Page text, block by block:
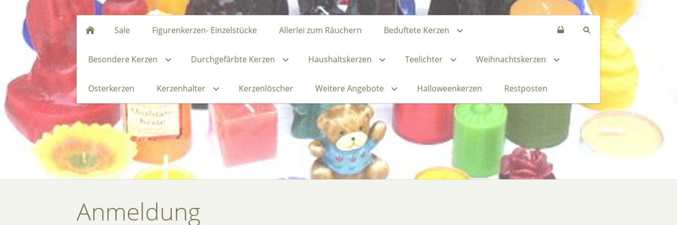
Sale Figurenkerzen- Einzelstücke Allerlei zum Räuchern Beduftete Kerzen
Besondere Kerzen Durchgefärbte Kerzen Haushaltskerzen Teelichter Weihnachtskerzen
Osterkerzen Kerzenhalter Kerzenlöscher Weitere Angebote Halloweenkerzen Restposten
Anmeldung